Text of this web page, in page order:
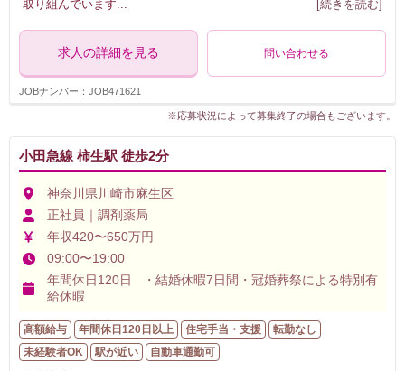
取り組んでいます [続きを読む]
求人の詳細を見る 問い合わせる
JOBナンバー：JOB471621
※応募状況によって募集終了の場合もございます。
小田急線 柿生駅 徒歩2分
神奈川県川崎市麻生区
正社員｜調剤薬局
年収420〜650万円
09:00〜19:00
年間休日120日 ・結婚休暇7日間・冠婚葬祭による特別有
給休暇
高額給与 年間休日120日以上 住宅手当・支援
転勤なし
未経験者OK
駅が近い 自動車通勤可